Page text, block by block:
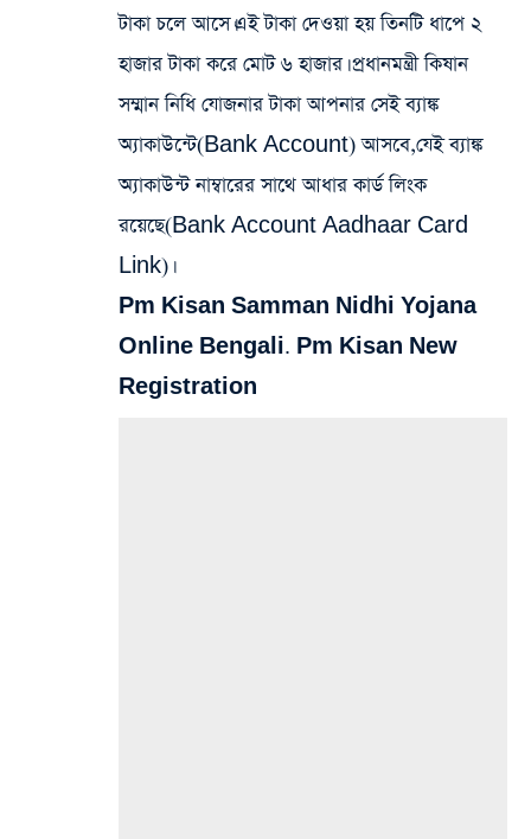
টাকা চলে আসে।এই টাকা দেওয়া হয় তিনটি ধাপে ২
হাজার টাকা করে মোট ৬ হাজার। প্রধানমন্ত্রী কিষান
সম্মান নিধি যোজনার টাকা আপনার সেই ব্যাঙ্ক
অ্যাকাউন্টে(Bank Account) আসবে,যেই ব্যাঙ্ক
অ্যাকাউন্ট নাম্বারের সাথে আধার কার্ড লিংক
রয়েছে(Bank Account Aadhaar Card
Link)।
Pm Kisan Samman Nidhi Yojana
Online Bengali. Pm Kisan New
Registration